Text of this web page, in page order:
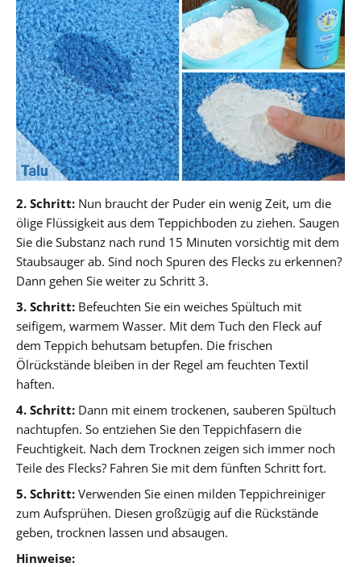
2. Schritt: Nun braucht der Puder ein wenig Zeit, um die
ölige Flüssigkeit aus dem Teppichboden zu ziehen. Saugen
Sie die Substanz nach rund 15 Minuten vorsichtig mit dem
Staubsauger ab. Sind noch Spuren des Flecks zu erkennen?
Dann gehen Sie weiter zu Schritt 3.
3. Schritt: Befeuchten Sie ein weiches Spültuch mit
seifigem, warmem Wasser. Mit dem Tuch den Fleck auf
dem Teppich behutsam betupfen. Die frischen
Ölrückstände bleiben in der Regel am feuchten Textil
haften.
4. Schritt: Dann mit einem trockenen, sauberen Spültuch
nachtupfen. So entziehen Sie den Teppichfasern die
Feuchtigkeit. Nach dem Trocknen zeigen sich immer noch
Teile des Flecks? Fahren Sie mit dem fünften Schritt fort.
5. Schritt: Verwenden Sie einen milden Teppichreiniger
zum Aufsprühen. Diesen großzügig auf die Rückstände
geben, trocknen lassen und absaugen.
Hinweise: